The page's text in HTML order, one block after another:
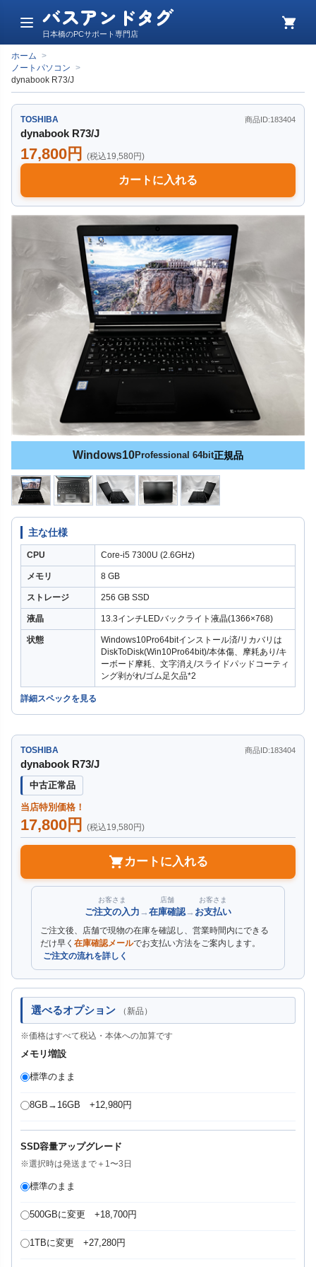
メ
ュ
ー
バスアンドタグ
日本橋のPCサポート専門店
カ
ホーム >
ノートパソコン >
dynabook R73/J
TOSHIBA 商品ID:183404
dynabook R73/J
17,800円 (税込19,580円)
カートに入れる
Windows10Professional 64bit正規品
主な仕様
CPU Core-i5 7300U (2.6GHz)
メモリ 8 GB
ストレージ 256 GB SSD
液晶 13.3インチLEDバックライト液晶(1366×768)
状態
Windows10Pro64bitインストール済/リカバリは
DiskToDisk(Win10Pro64bit)/本体傷、摩耗あり/キ
ーボード摩耗、文字消え/スライドパッドコーティ
ング剥がれ/ゴム足欠品*2
詳細スペックを見る
TOSHIBA 商品ID:183404
dynabook R73/J
中古正常品
当店特別価格！
17,800円 (税込19,580円)
カートに入れる
お客さま
ご注文の入力 →
店舗
在庫確認→
お客さま
お支払い
ご注文後、店舗で現物の在庫を確認し、営業時間内にできる
だけ早く 在庫確認メールでお支払い方法をご案内します。
ご注文の流れを詳しく
選べるオプション （新品）
※価格はすべて税込・本体への加算です
メモリ増設
標準のまま
8GB→16GB +12,980円
SSD容量アップグレード
※選択時は発送まで＋1〜3日
標準のまま
500GBに変更 +18,700円
1TBに変更 +27,280円